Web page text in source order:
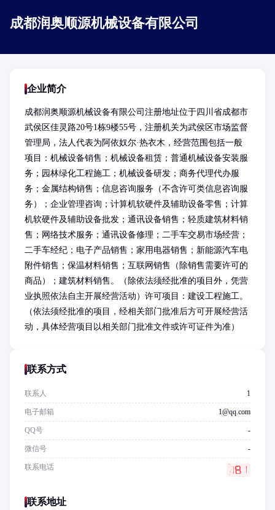
成都润奥顺源机械设备有限公司
企业简介
成都润奥顺源机械设备有限公司注册地址位于四川省成都市
武侯区佳灵路20号1栋9楼55号，注册机关为武侯区市场监督
管理局，法人代表为阿依奴尔·热衣木，经营范围包括一般
项目：机械设备销售；机械设备租赁；普通机械设备安装服
务；园林绿化工程施工；机械设备研发；商务代理代办服
务；金属结构销售；信息咨询服务（不含许可类信息咨询服
务）；企业管理咨询；计算机软硬件及辅助设备零售；计算
机软硬件及辅助设备批发；通讯设备销售；轻质建筑材料销
售；网络技术服务；通讯设备修理；二手车交易市场经营；
二手车经纪；电子产品销售；家用电器销售；新能源汽车电
附件销售；保温材料销售；互联网销售（除销售需要许可的
商品）；建筑材料销售。（除依法须经批准的项目外，凭营
业执照依法自主开展经营活动）许可项目：建设工程施工。
（依法须经批准的项目，经相关部门批准后方可开展经营活
动，具体经营项目以相关部门批准文件或许可证件为准）
联系方式
联系人 1
电子邮箱 1@qq.com
QQ号 -
微信号 -
联系电话
联系地址